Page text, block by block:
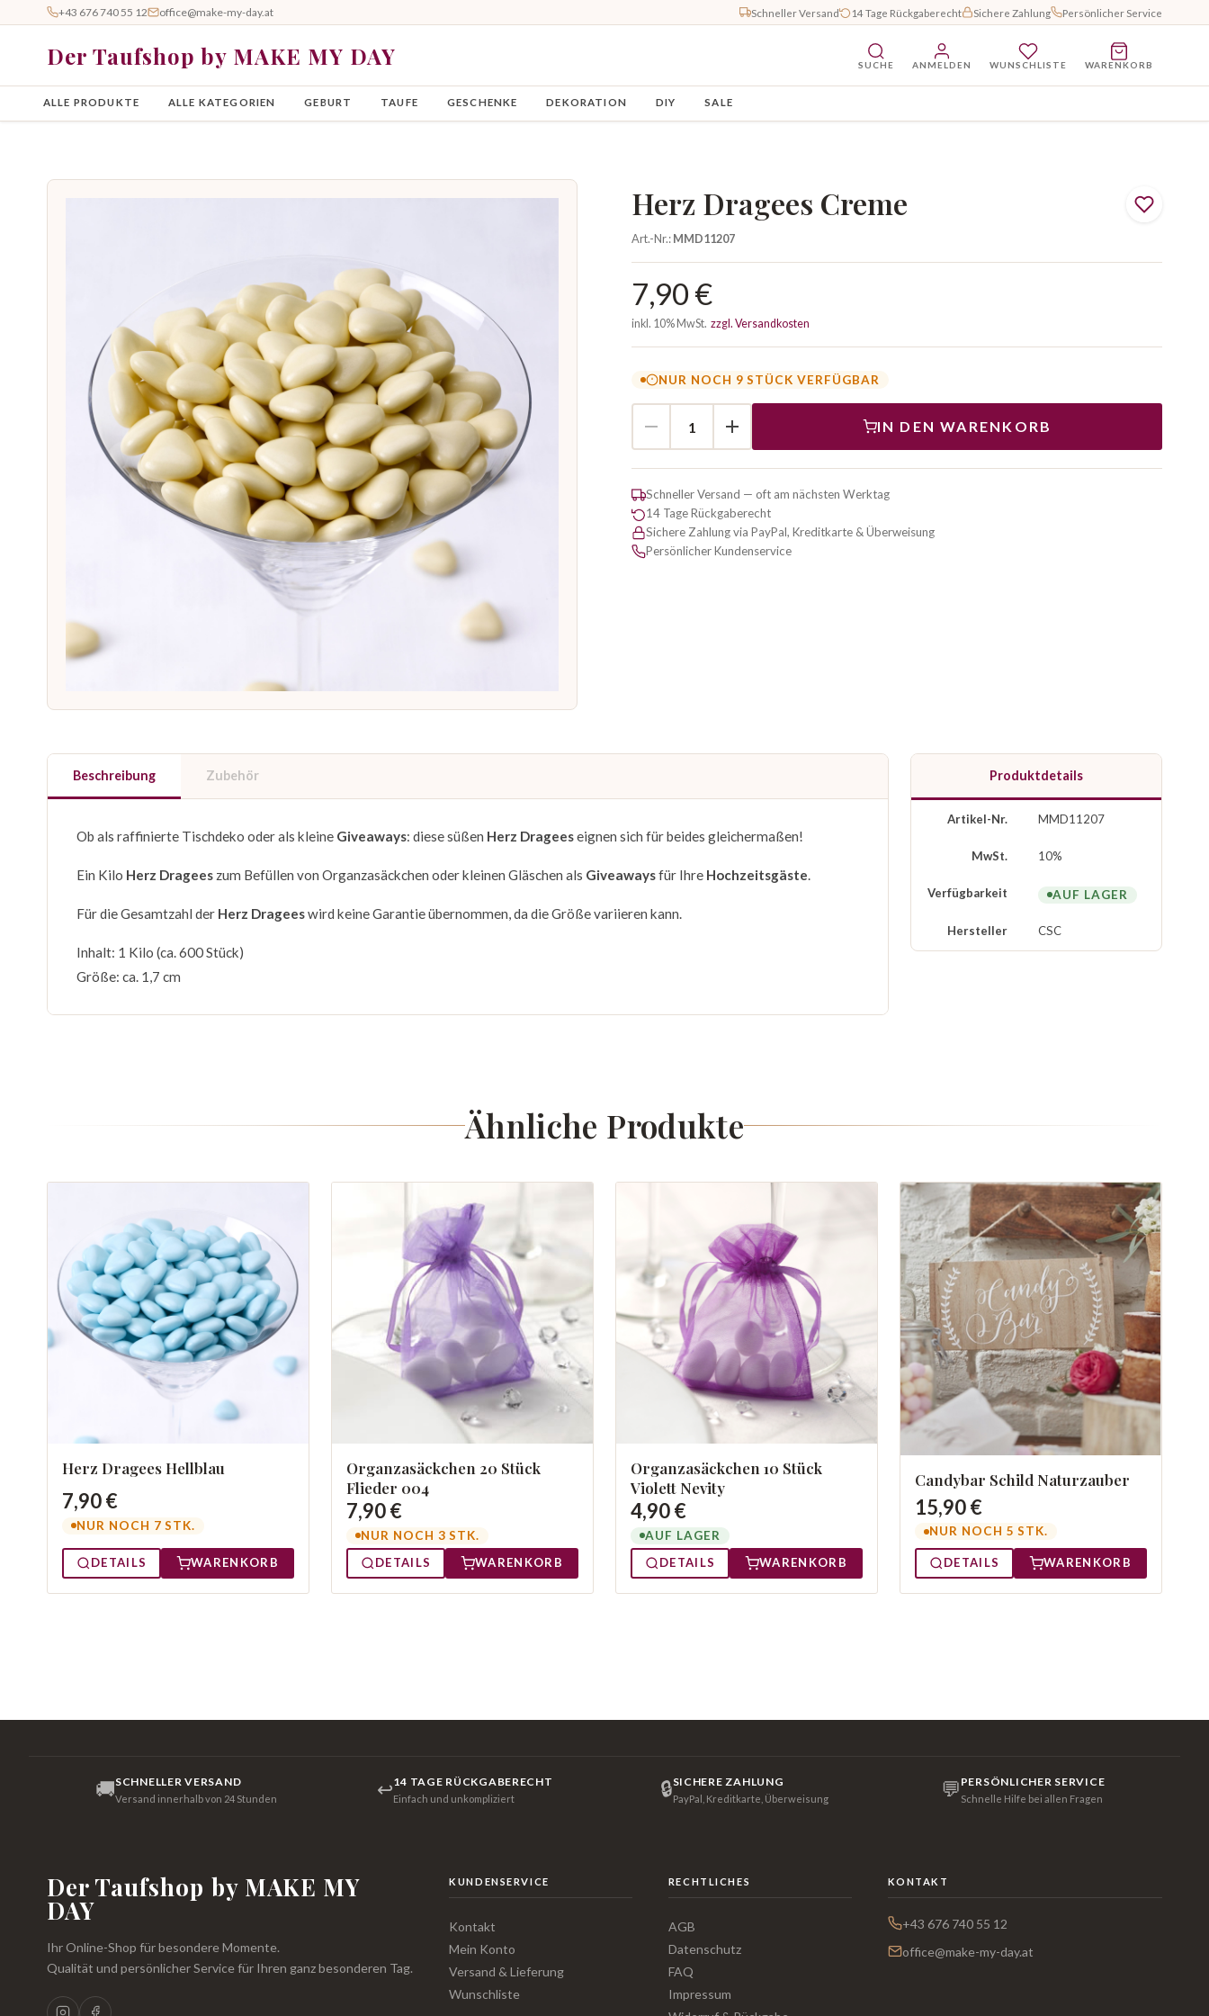
+43 676 740 55 12 office@make-my-day.at Schneller Versand 14 Tage Rückgaberecht Sichere Zahlung Persönlicher Service
Der Taufshop by MAKE MY DAY SUCHE ANMELDEN WUNSCHLISTE WARENKORB
ALLE PRODUKTE ALLE KATEGORIEN GEBURT TAUFE GESCHENKE DEKORATION DIY SALE
Herz Dragees Creme
Art.-Nr.:MMD11207
7,90 €
inkl. 10% MwSt. zzgl. Versandkosten
NUR NOCH 9 STÜCK VERFÜGBAR
IN DEN WARENKORB
Schneller Versand — oft am nächsten Werktag
14 Tage Rückgaberecht
Sichere Zahlung via PayPal, Kreditkarte & Überweisung
Persönlicher Kundenservice
Beschreibung Zubehör
Ob als raffinierte Tischdeko oder als kleine Giveaways: diese süßen Herz Drageeseignen sich für beides gleichermaßen!
Ein Kilo Herz Dragees zum Befüllen von Organzasäckchen oder kleinen Gläschen als Giveawaysfür Ihre Hochzeitsgäste.
Für die Gesamtzahl der Herz Drageeswird keine Garantie übernommen, da die Größe variieren kann.
Inhalt: 1 Kilo (ca. 600 Stück)
Größe: ca. 1,7 cm
Produktdetails
Artikel-Nr. MMD11207
MwSt. 10%
Verfügbarkeit AUF LAGER
Hersteller CSC
Ähnliche Produkte
Herz Dragees Hellblau
7,90 €
NUR NOCH 7 STK.
DETAILS WARENKORB
Organzasäckchen 20 Stück
Flieder 004
7,90 €
NUR NOCH 3 STK.
DETAILS
WARENKORB
Organzasäckchen 10 Stück
Violett Nevity
4,90 €
AUF LAGER
DETAILS
WARENKORB
Candybar Schild Naturzauber
15,90 €
NUR NOCH 5 STK.
DETAILS WARENKORB
🚚SCHNELLER VERSAND
Versand innerhalb von 24 Stunden ↩14 TAGE RÜCKGABERECHT
Einfach und unkompliziert 🔒SICHERE ZAHLUNG
PayPal, Kreditkarte, Überweisung 💬 PERSÖNLICHER SERVICE
Schnelle Hilfe bei allen Fragen
Der Taufshop by MAKE MY
DAY
Ihr Online-Shop für besondere Momente.
Qualität und persönlicher Service für Ihren ganz besonderen Tag.
KUNDENSERVICE
Kontakt
Mein Konto
Versand & Lieferung
Wunschliste
RECHTLICHES
AGB
Datenschutz
FAQ
Impressum
KONTAKT
+43 676 740 55 12
office@make-my-day.at